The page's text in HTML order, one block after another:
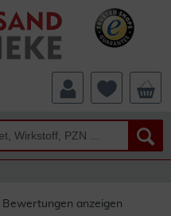
Bewertungen anzeigen